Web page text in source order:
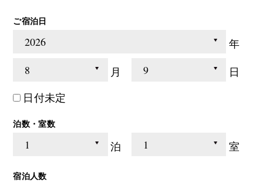
ご宿泊日
年
月
日
日付未定
泊数・室数
泊 室
宿泊人数